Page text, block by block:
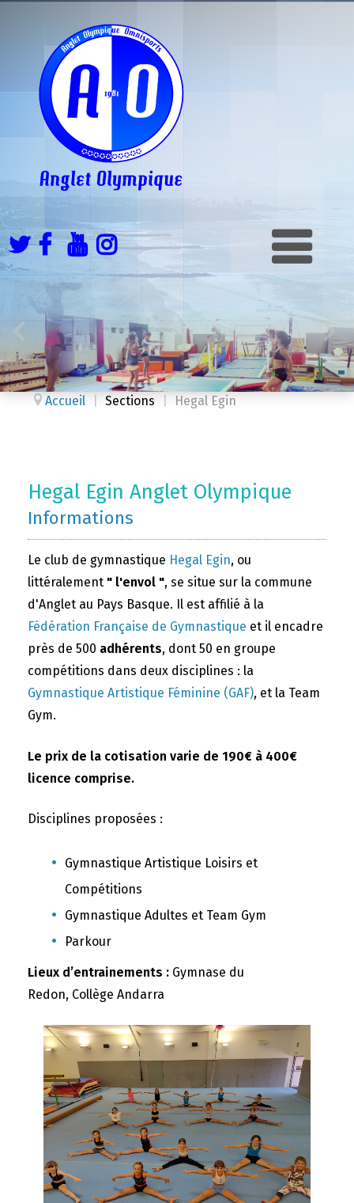
Accueil Sections Hegal Egin
Hegal Egin Anglet Olympique
Informations
Le club de gymnastique Hegal Egin, ou
littéralement " l'envol ", se situe sur la commune
d'Anglet au Pays Basque. Il est affilié à la
Fédération Française de Gymnastique et il encadre
près de 500 adhérents, dont 50 en groupe
compétitions dans deux disciplines : la
Gymnastique Artistique Féminine (GAF), et la Team
Gym.
Le prix de la cotisation varie de 190€ à 400€
licence comprise.
Disciplines proposées :
Gymnastique Artistique Loisirs et
Compétitions
Gymnastique Adultes et Team Gym
Parkour
Lieux d’entrainements : Gymnase du
Redon, Collège Andarra